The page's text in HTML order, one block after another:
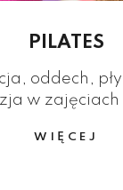
PILATES
oddech,
w zajęciach
WIĘCEJ